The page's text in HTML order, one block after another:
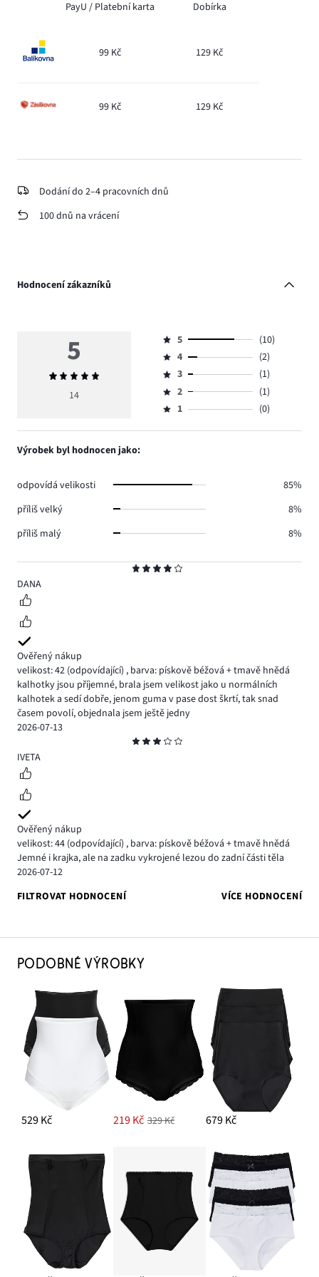
PayU / Platební karta Dobírka
99 Kč 129 Kč
99 Kč 129 Kč
Dodání do 2–4 pracovních dnů
100 dnů na vrácení
Hodnocení zákazníků
4
DANA
Ověřený nákup
velikost: 42 (odpovídající) , barva: pískově béžová + tmavě hnědá
kalhotky jsou příjemné, brala jsem velikost jako u normálních
kalhotek a sedí dobře, jenom guma v pase dost škrtí, tak snad
časem povolí, objednala jsem ještě jedny
2026-07-13
3
IVETA
Ověřený nákup
velikost: 44 (odpovídající) , barva: pískově béžová + tmavě hnědá
Jemné i krajka, ale na zadku vykrojené lezou do zadní části těla
2026-07-12
FILTROVAT HODNOCENÍ
VÍCE HODNOCENÍ
5
Průměrné
hodnocení
14
Hodnocení
5,
počet
hlasů
10.
5
(10)
Hodnocení
4,
počet
hlasů
4
(2)
Hodnocení
3,
počet
3
(1)
Hodnocení
2,
2
(1)
Hodnocení
1,
1 (0)
Výrobek byl hodnocen jako:
odpovídá velikosti
85%
příliš velký
8%
příliš malý
8%
PODOBNÉ VÝROBKY
529 Kč 219 Kč 329 Kč 679 Kč